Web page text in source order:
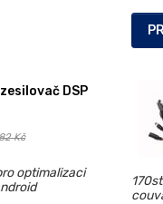
DSP
Kč
optimalizaci